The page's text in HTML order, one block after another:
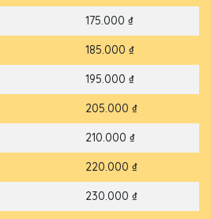
175.000 ₫
185.000 ₫
195.000 ₫
205.000 ₫
210.000 ₫
220.000 ₫
230.000 ₫